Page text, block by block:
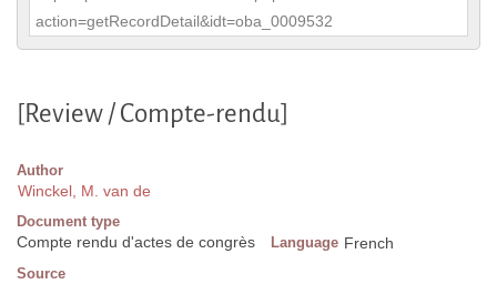
action=getRecordDetail&idt=oba_0009532
[Review / Compte-rendu]
Author
Winckel, M. van de
Document type
Compte rendu d'actes de congrès Language French
Source